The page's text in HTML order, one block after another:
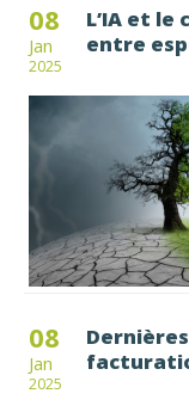
08
Jan
2025
L’IA et
entre
08
Jan
2025